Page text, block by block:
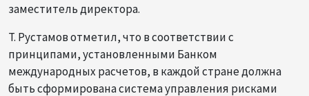
заместитель директора.
Т. Рустамов отметил, что в соответствии с
принципами, установленными Банком
международных расчетов, в каждой стране должна
быть сформирована система управления рисками